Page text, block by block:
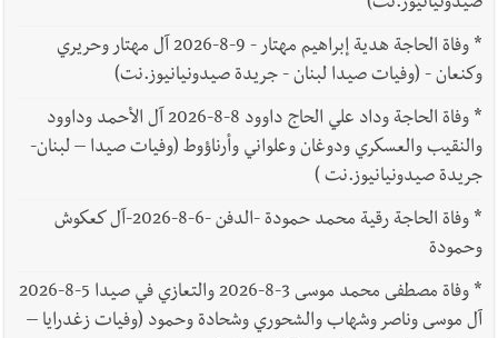
*
وفاة الحاجة هدية إبراهيم مهتار - 9-8-2026 آل مهتار وحريري
وكنعان - (وفيات صيدا لبنان - جريدة صيدونيانيوز.نت)
*
وفاة الحاجة وداد علي الحاج داوود 8-8-2026 آل الأحمد وداوود
والنقيب والعسكري ودوغان وعلواني وأرناؤوط (وفيات صيدا – لبنان-
جريدة صيدونيانيوز.نت )
*
وفاة الحاجة رقية محمد حمودة -الدفن -6-8-2026-آل كعكوش
وحمودة
*
وفاة مصطفى محمد موسى 3-8-2026 والتعازي في صيدا 5-8-2026
آل موسى وناصر وشهاب والشحوري وشحادة وحمود (وفيات زغدرايا –